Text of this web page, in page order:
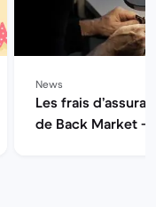
News
Les frais
de Back Market